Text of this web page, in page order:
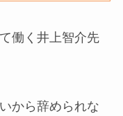
働く井上智介先
から辞められな